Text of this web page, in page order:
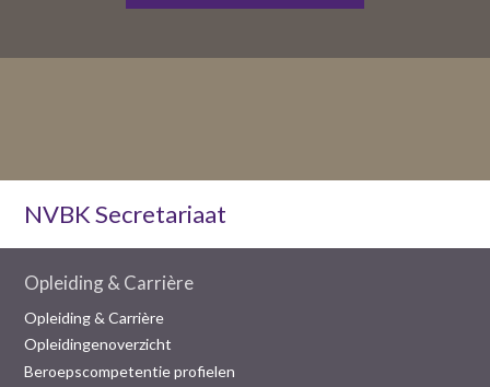
NVBK Secretariaat
Opleiding & Carrière
Opleiding & Carrière
Opleidingenoverzicht
Beroepscompetentie profielen